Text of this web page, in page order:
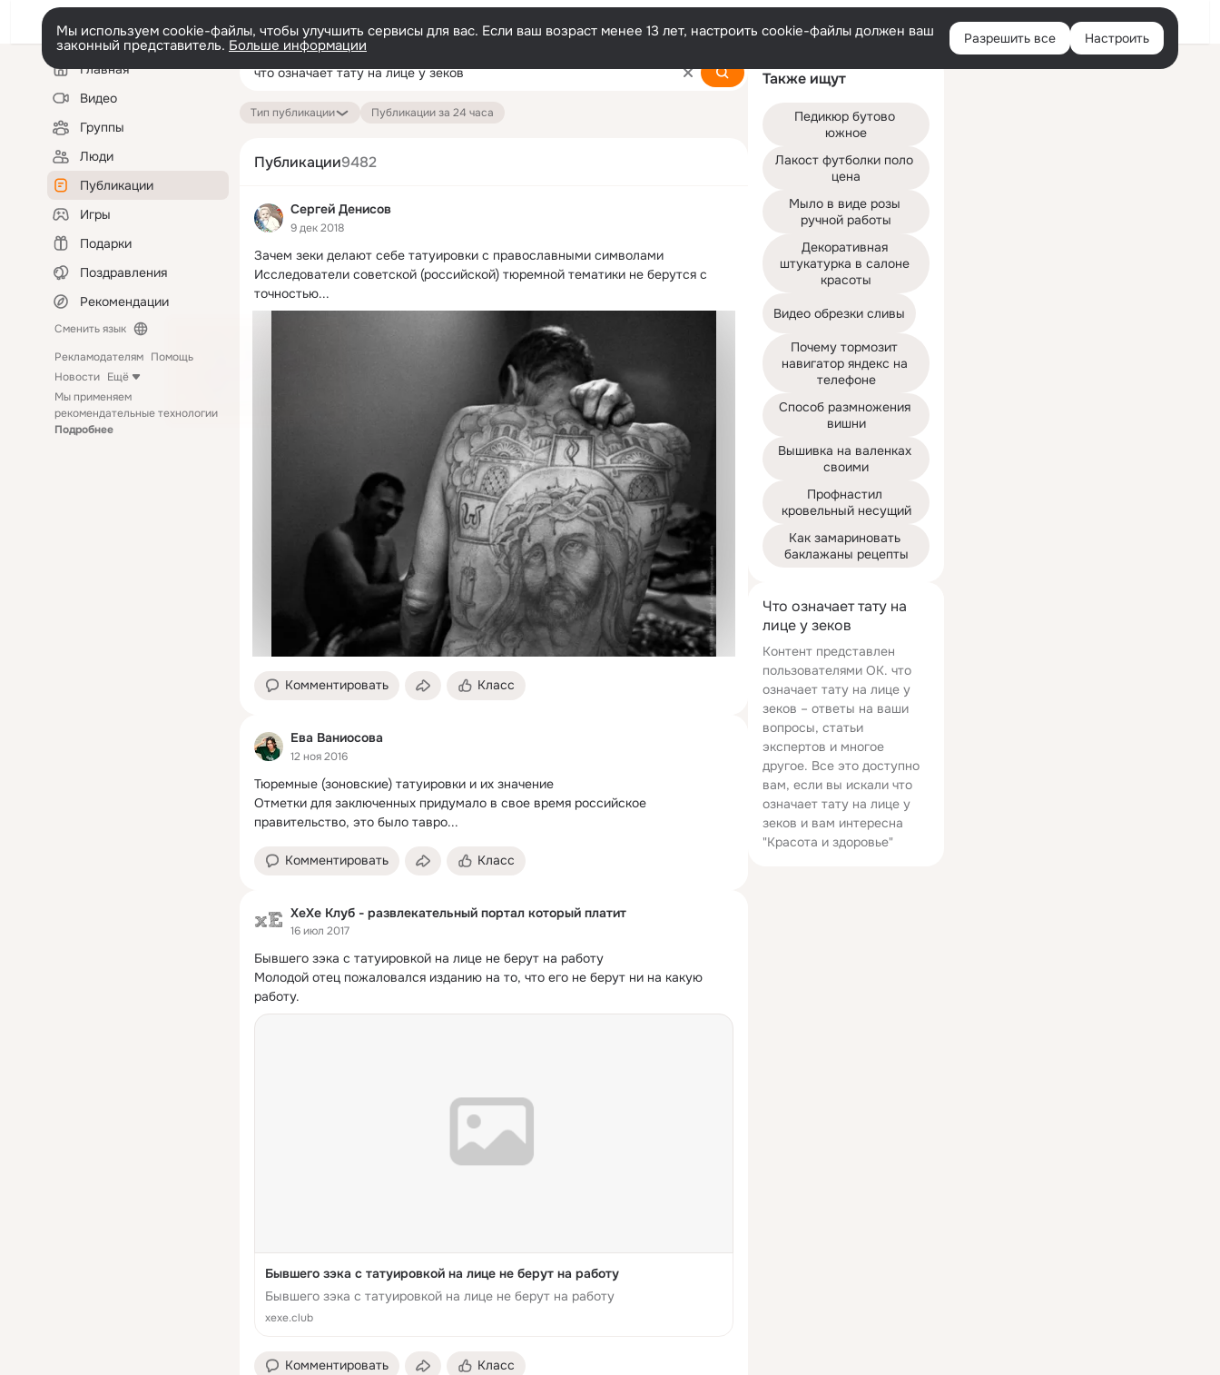
Войти
Мы используем cookie-файлы, чтобы улучшить сервисы для вас. Если ваш возраст менее 13 лет, настроить cookie-файлы должен ваш
законный представитель. Больше информации Разрешить все Настроить
Левая
колонкаГлавная
Видео
Группы
Люди
Публикации
Игры
Подарки
Поздравления
Рекомендации
Сменить язык
Рекламодателям Помощь
Новости Ещё
Мы применяем
рекомендательные технологии
Подробнее
Что означает тату на
лице у зеков
Контент представлен
пользователями ОК. что
означает тату на лице у
зеков – ответы на ваши
вопросы, статьи
экспертов и многое
другое. Все это доступно
вам, если вы искали что
означает тату на лице у
зеков и вам интересна
"Красота и здоровье"
Также ищут
Педикюр бутово
южное
Лакост футболки поло
цена
Мыло в виде розы
ручной работы
Декоративная
штукатурка в салоне
красоты
Видео обрезки сливы
Почему тормозит
навигатор яндекс на
телефоне
Способ размножения
вишни
Вышивка на валенках
своими
Профнастил
кровельный несущий
Как замариновать
баклажаны рецепты
Тип публикации
Публикации за 24 часа
Публикации9482
Сергей Денисов
9 дек 2018
Зачем зеки делают себе татуировки с православными символами
Исследователи советской (российской) тюремной тематики не берутся с
точностью...
Комментировать Класс
Ева Ваниосова
12 ноя 2016
Тюремные (зоновские) татуировки и их значение
Отметки для заключенных придумало в свое время российское
правительство, это было тавро...
Комментировать Класс
ХеХе Клуб - развлекательный портал который платит
16 июл 2017
Бывшего зэка с татуировкой на лице не берут на работу
Молодой отец пожаловался изданию на то, что его не берут ни на какую
работу.
Бывшего зэка с татуировкой на лице не берут на работу
Бывшего зэка с татуировкой на лице не берут на работу
xexe.club
Комментировать Класс